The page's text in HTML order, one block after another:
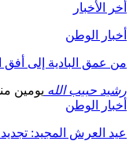
أخر الأخبار
أخبار الوطن
من عمق البادية إلى أفق
رشيد حبيب الله يومين
أخبار الوطن
عيد العرش المجيد: